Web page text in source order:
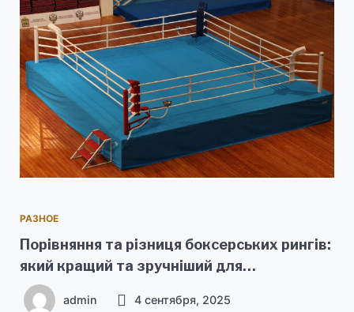
РАЗНОЕ
Порівняння та різниця боксерських рингів:
який кращий та зручніший для
використання
admin 4 сентября, 2025